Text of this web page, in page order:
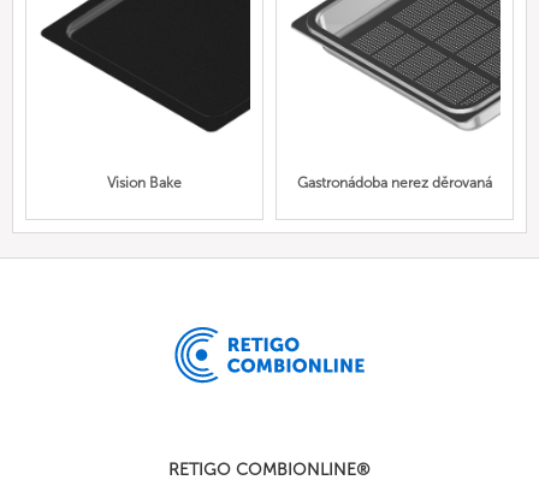
Vision Bake Gastronádoba nerez děrovaná
RETIGO COMBIONLINE®